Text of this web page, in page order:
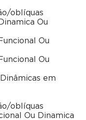
oblíquas
Ou
Ou
Ou
em
oblíquas
Ou Dinamica